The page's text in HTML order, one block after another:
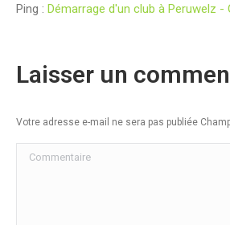
Ping : Démarrage d'un club à Peruwelz -
Laisser un
Votre adresse e-mail ne sera pas publiée
Commentaire